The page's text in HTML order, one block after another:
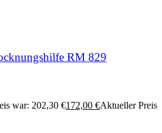
RM 829
war: 202,30 €172,00 €Aktueller Preis